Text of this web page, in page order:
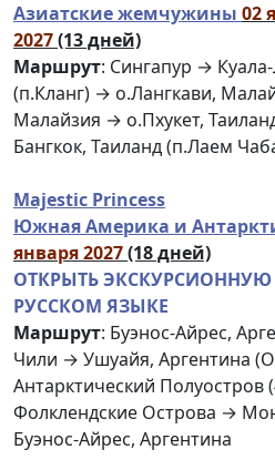
Азиатские жемчужины 02
2027(13 дней)
Маршрут: Сингапур →
(п.Кланг) → о.Лангкави,
Малайзия → о.Пхукет,
Бангкок, Таиланд (п.Лаем
Majestic Princess
Южная Америка и
января 2027(18 дней)
ОТКРЫТЬ
РУССКОМ ЯЗЫКЕ
Маршрут: Буэнос-Айрес,
Чили → Ушуайя, Аргентина
Антарктический
Фолклендские Острова →
Буэнос-Айрес, Аргентина